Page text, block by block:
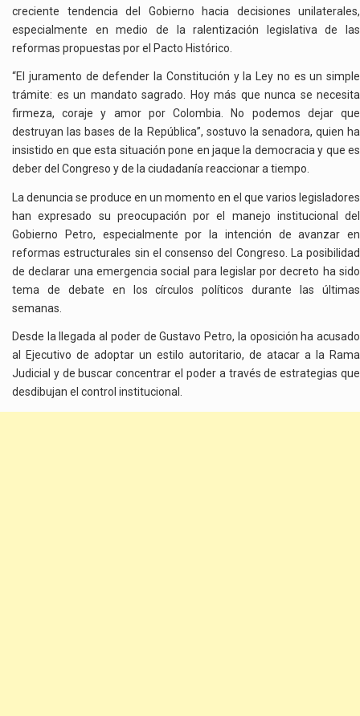
creciente tendencia del Gobierno hacia decisiones unilaterales,
especialmente en medio de la ralentización legislativa de las
reformas propuestas por el Pacto Histórico.
“El juramento de defender la Constitución y la Ley no es un simple
trámite: es un mandato sagrado. Hoy más que nunca se necesita
firmeza, coraje y amor por Colombia. No podemos dejar que
destruyan las bases de la República”, sostuvo la senadora, quien ha
insistido en que esta situación pone en jaque la democracia y que es
deber del Congreso y de la ciudadanía reaccionar a tiempo.
La denuncia se produce en un momento en el que varios legisladores
han expresado su preocupación por el manejo institucional del
Gobierno Petro, especialmente por la intención de avanzar en
reformas estructurales sin el consenso del Congreso. La posibilidad
de declarar una emergencia social para legislar por decreto ha sido
tema de debate en los círculos políticos durante las últimas
semanas.
Desde la llegada al poder de Gustavo Petro, la oposición ha acusado
al Ejecutivo de adoptar un estilo autoritario, de atacar a la Rama
Judicial y de buscar concentrar el poder a través de estrategias que
desdibujan el control institucional.